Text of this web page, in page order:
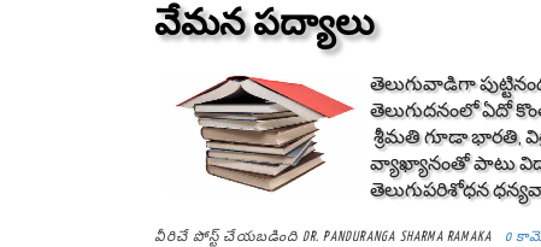
వేమన పద్యాలు
తెలుగువాడిగా
తెలుగుదనంలో ఏదో
శ్రీమతి గూడా భారతి,
వ్యాఖ్యానంతో పాటు
తెలుగుపరిశోధన
వీరిచే పోస్ట్ చేయబడింది DR. PANDURANGA SHARMA RAMAKA
0